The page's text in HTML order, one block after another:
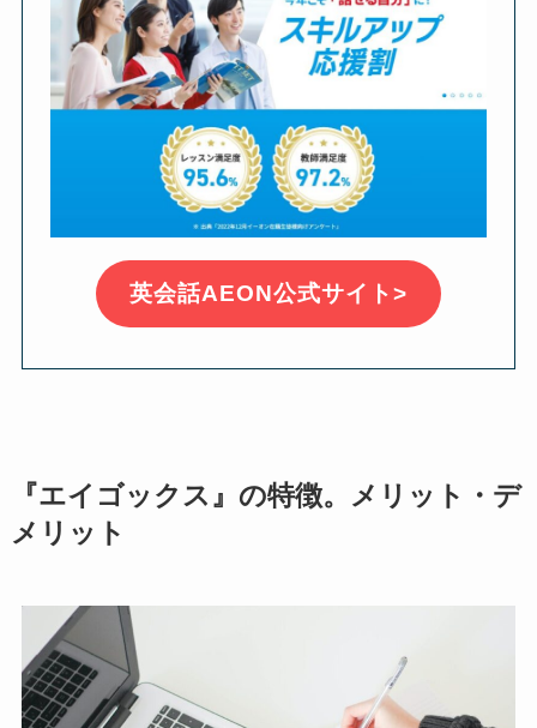
英会話AEON公式サイト>
『エイゴックス』の特徴。メリット・デ
メリット